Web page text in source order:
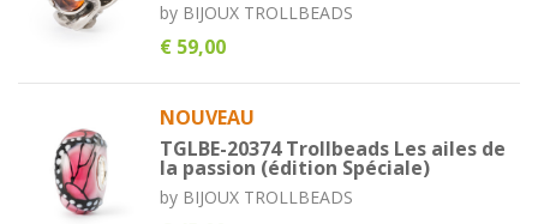
by BIJOUX TROLLBEADS
€ 59,00
NOUVEAU
TGLBE-20374 Trollbeads Les ailes de
la passion (édition Spéciale)
by BIJOUX TROLLBEADS